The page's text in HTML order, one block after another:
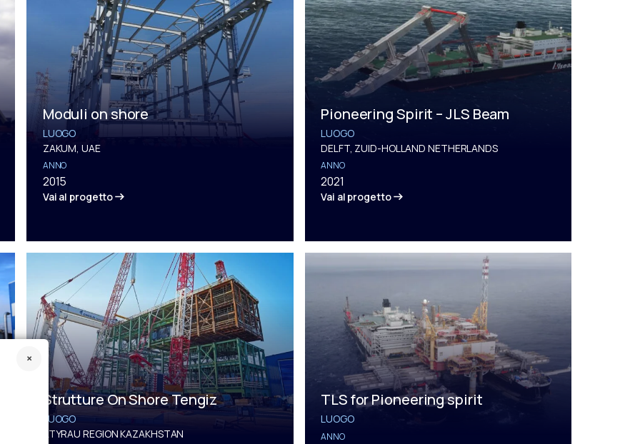
Moduli on shore
LUOGO
ZAKUM, UAE
ANNO
2015
Vai al progetto
Pioneering Spirit – JLS Beam
LUOGO
DELFT, ZUID-HOLLAND NETHERLANDS
ANNO
2021
Vai al progetto
Strutture On Shore Tengiz
LUOGO
ATYRAU REGION KAZAKHSTAN
TLS for Pioneering spirit
LUOGO
ANNO